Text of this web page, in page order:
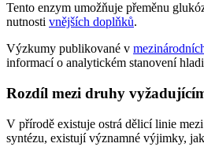
Tento enzym umožňuje přeměnu
nutnosti vnějších doplňků.
Výzkumy publikované v
informací o analytickém stanovení
Rozdíl mezi druhy
V přírodě existuje ostrá dělicí linie
syntézu, existují významné výjimky,